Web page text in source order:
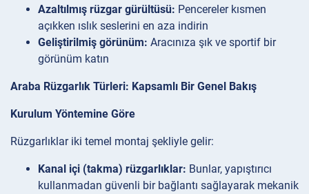
Azaltılmış rüzgar gürültüsü: Pencereler kısmen
açıkken ıslık seslerini en aza indirin
Geliştirilmiş görünüm: Aracınıza şık ve sportif bir
görünüm katın
Araba Rüzgarlık Türleri: Kapsamlı Bir Genel Bakış
Kurulum Yöntemine Göre
Rüzgarlıklar iki temel montaj şekliyle gelir:
Kanal içi (takma) rüzgarlıklar: Bunlar, yapıştırıcı
kullanmadan güvenli bir bağlantı sağlayarak mekanik